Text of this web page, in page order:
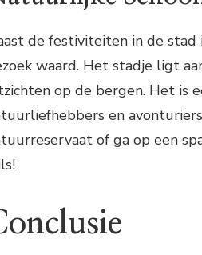
de festiviteiten in de stad
waard. Het stadje ligt
op de bergen. Het is
en
of ga op een